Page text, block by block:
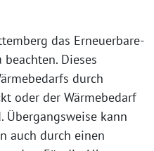
das Erneuerbare-
beachten. Dieses
durch
oder der Wärmebedarf
Übergangsweise kann
auch durch einen